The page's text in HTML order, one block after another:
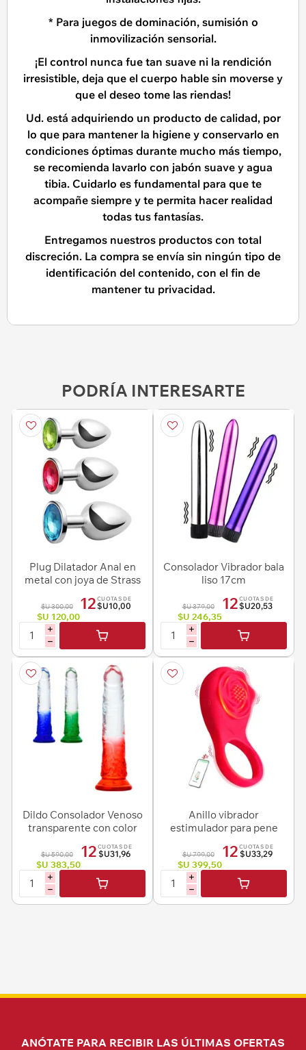
* Para juegos de dominación, sumisión o
inmovilización sensorial.
¡El control nunca fue tan suave ni la rendición
irresistible, deja que el cuerpo hable sin moverse y
que el deseo tome las riendas!
Ud. está adquiriendo un producto de calidad, por
lo que para mantener la higiene y conservarlo en
condiciones óptimas durante mucho más tiempo,
se recomienda lavarlo con jabón suave y agua
tibia. Cuidarlo es fundamental para que te
acompañe siempre y te permita hacer realidad
todas tus fantasías.
Entregamos nuestros productos con total
discreción. La compra se envía sin ningún tipo de
identificación del contenido, con el fin de
mantener tu privacidad.
PODRÍA INTERESARTE
Plug Dilatador Anal en
metal con joya de Strass
$U 300,00
$U 120,00
12 CUOTAS DE
$U10,00
i
h
Consolador Vibrador bala
liso 17cm
$U 379,00
$U 246,35
12 CUOTAS DE
$U20,53
i
h
Dildo Consolador Venoso
transparente con color
$U 590,00
$U 383,50
12 CUOTAS DE
$U31,96
i
h
Anillo vibrador
estimulador para pene
$U 799,00
$U 399,50
12 CUOTAS DE
$U33,29
i
h
ANÓTATE PARA RECIBIR LAS ÚLTIMAS OFERTAS